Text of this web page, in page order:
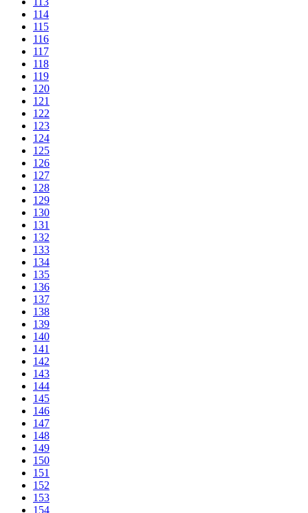
114
115
116
117
118
119
120
121
122
123
124
125
126
127
128
129
130
131
132
133
134
135
136
137
138
139
140
141
142
143
144
145
146
147
148
149
150
151
152
153
154